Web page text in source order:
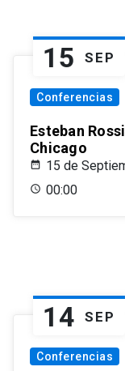
15 SEP
Conferencias
Esteban
Chicago
15 de
00:00
14 SEP
Conferencias